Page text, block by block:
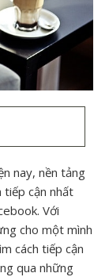
nay, nền tảng
tiếp cận nhất
Với
cho một mình
cách tiếp cận
qua những